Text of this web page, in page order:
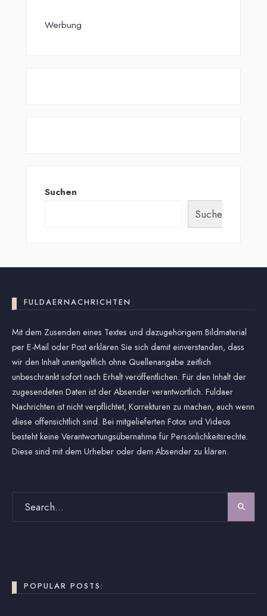
Werbung
Suchen
Suchen
FULDAERNACHRICHTEN
Mit dem Zusenden eines Textes und dazugehörigem Bildmaterial
per E-Mail oder Post erklären Sie sich damit einverstanden, dass
wir den Inhalt unentgeltlich ohne Quellenangabe zeitlich
unbeschränkt sofort nach Erhalt veröffentlichen. Für den Inhalt der
zugesendeten Daten ist der Absender verantwortlich. Fuldaer
Nachrichten ist nicht verpflichtet, Korrekturen zu machen, auch wenn
diese offensichtlich sind. Bei mitgelieferten Fotos und Videos
besteht keine Verantwortungsübernahme für Persönlichkeitsrechte.
Diese sind mit dem Urheber oder dem Absender zu klären.
POPULAR POSTS: